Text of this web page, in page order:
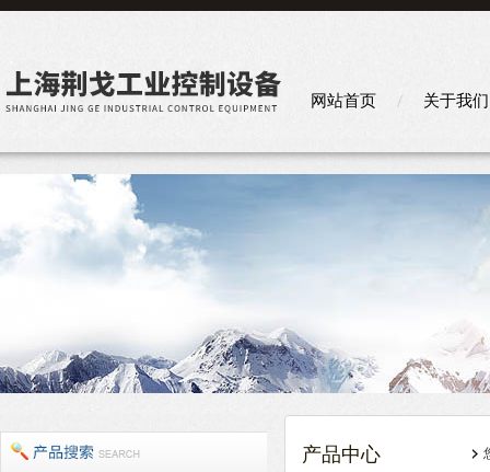
网站首页 关于我们
产品中心